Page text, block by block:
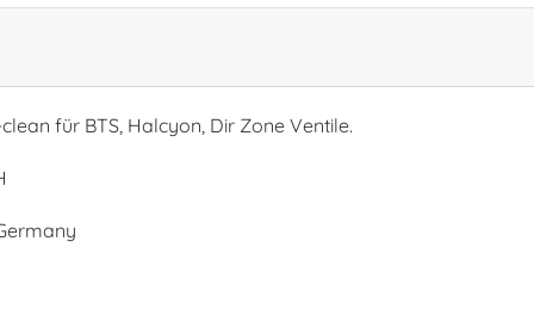
für BTS, Halcyon, Dir Zone Ventile.